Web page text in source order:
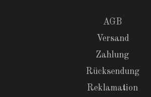
AGB
Versand
Zahlung
Rücksendung
Reklamation